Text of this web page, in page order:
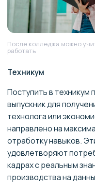
После колледжа можно
работать
Техникум
Поступить в техникум
выпускник для
технолога или
направлено на
отработку навыков.
удовлетворяют
кадрах с реальным
производства на